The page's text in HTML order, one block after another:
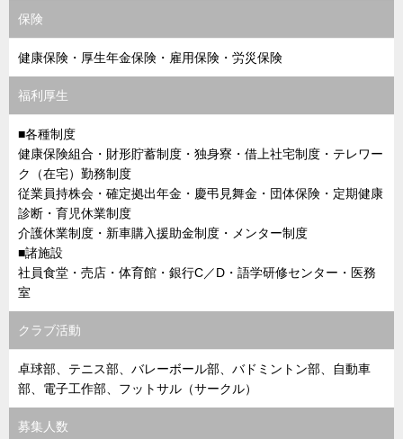
保険
健康保険・厚生年金保険・雇用保険・労災保険
福利厚生
■各種制度
健康保険組合・財形貯蓄制度・独身寮・借上社宅制度・テレワー
ク（在宅）勤務制度
従業員持株会・確定拠出年金・慶弔見舞金・団体保険・定期健康
診断・育児休業制度
介護休業制度・新車購入援助金制度・メンター制度
■諸施設
社員食堂・売店・体育館・銀行C／D・語学研修センター・医務
室
クラブ活動
卓球部、テニス部、バレーボール部、バドミントン部、自動車
部、電子工作部、フットサル（サークル）
募集人数